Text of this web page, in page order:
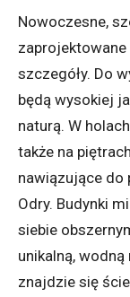
Nowoczesne,
zaprojektowane
szczegóły. Do
będą wysokiej
naturą. W
także na
nawiązujące do
Odry. Budynki
siebie
unikalną,
znajdzie się